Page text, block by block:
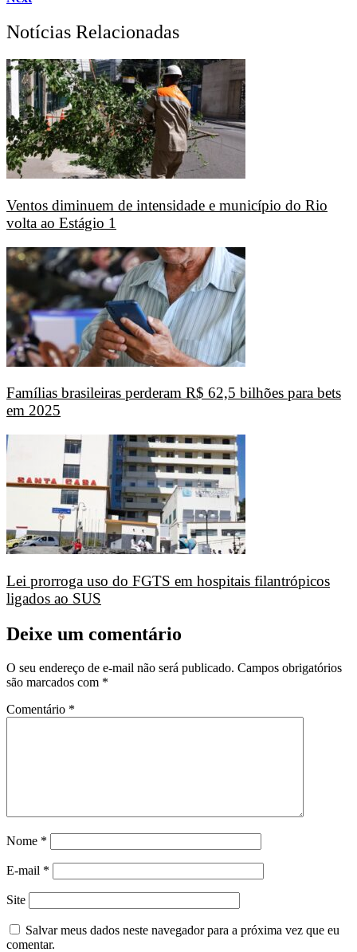
Notícias Relacionadas
Ventos diminuem de intensidade e município do Rio
volta ao Estágio 1
Famílias brasileiras perderam R$ 62,5 bilhões para bets
em 2025
Lei prorroga uso do FGTS em hospitais filantrópicos
ligados ao SUS
Deixe um comentário
O seu endereço de e-mail não será publicado. Campos obrigatórios
são marcados com *
Comentário *
Nome *
E-mail *
Site
Salvar meus dados neste navegador para a próxima vez que eu
comentar.